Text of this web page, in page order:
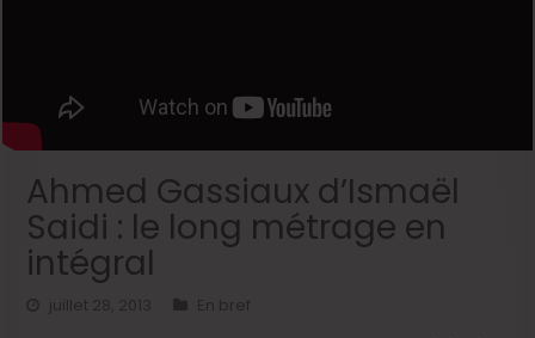
Ahmed Gassiaux d’Ismaël
Saidi : le long métrage en
intégral
juillet 28, 2013
En bref